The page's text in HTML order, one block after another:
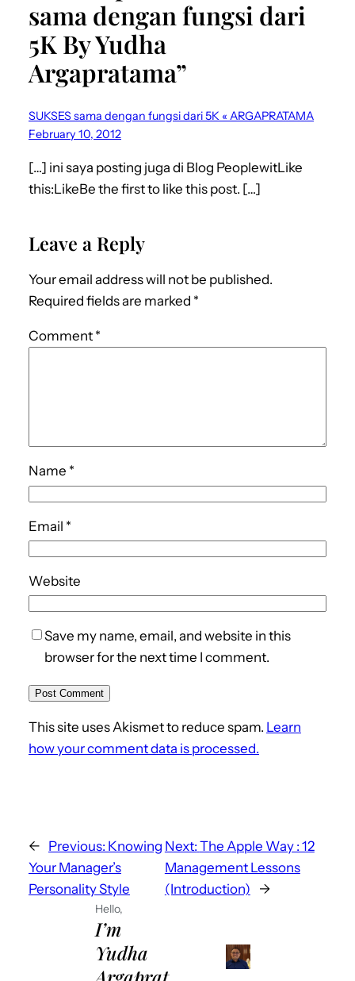
r
b
o
o
k
dI
n
A
p
p
st
sama dengan fungsi dari
5K By Yudha
Argapratama”
SUKSES sama dengan fungsi dari 5K « ARGAPRATAMA
February 10, 2012
[…] ini saya posting juga di Blog PeoplewitLike
this:LikeBe the first to like this post. […]
Leave a Reply
Your email address will not be published.
Required fields are marked *
Comment *
Name *
Email *
Website
Save my name, email, and website in this
browser for the next time I comment.
This site uses Akismet to reduce spam. Learn
how your comment data is processed.
← Previous: Knowing
Your Manager’s
Personality Style
Next: The Apple Way : 12
Management Lessons
(Introduction)
→
Hello,
I’m
Yudha